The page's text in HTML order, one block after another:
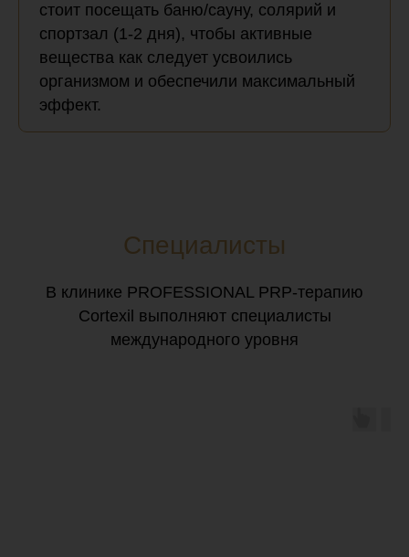
стоит посещать баню/сауну, солярий и
спортзал (1-2 дня), чтобы активные
вещества как следует усвоились
организмом и обеспечили максимальный
эффект.
Специалисты
В клинике PROFESSIONAL PRP-терапию
Cortexil выполняют специалисты
международного уровня